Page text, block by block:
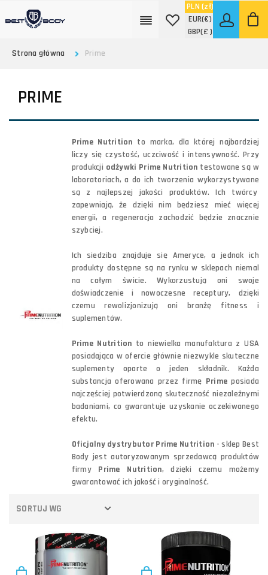
PLN (zł)
EUR(€)
GBP(£ )
Strona główna
Prime
PRIME
Prime Nutrition to marka, dla której najbardziej
liczy się czystość, uczciwość i intensywność. Przy
produkcji odżywki Prime Nutrition testowane są w
laboratoriach, a do ich tworzenia wykorzystywane
są z najlepszej jakości produktów. Ich twórcy
zapewniają, że dzięki nim będziesz mieć więcej
energii, a regeneracja zachodzić będzie znacznie
szybciej.
Ich siedziba znajduje się Ameryce, a jednak ich
produkty dostępne są na rynku w sklepach niemal
na całym świcie. Wykorzustują oni swoje
doświadczenie i nowoczesne receptury, dzięki
czemu rewolizjonizują oni branżę fitness i
suplementów.
Prime Nutrition to niewielka manufaktura z USA
posiadająca w ofercie głównie niezwykle skuteczne
suplementy oparte o jeden składnik. Każda
substancja oferowana przez firmę Prime posiada
najczęściej potwierdzoną skuteczność niezależnymi
badaniami, co gwarantuje uzyskanie oczekiwanego
efektu.
Oficjalny dystrybutor Prime Nutrition - sklep Best
Body jest autoryzowanym sprzedawcą produktów
firmy Prime Nutrition, dzięki czemu możemy
gwarantować ich jakość i oryginalność.
SORTUJ WG